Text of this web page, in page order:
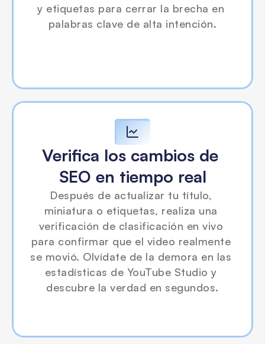
y etiquetas para cerrar la brecha en
palabras clave de alta intención.
Verifica los cambios de
SEO en tiempo real
Después de actualizar tu título,
miniatura o etiquetas, realiza una
verificación de clasificación en vivo
para confirmar que el video realmente
se movió. Olvídate de la demora en las
estadísticas de YouTube Studio y
descubre la verdad en segundos.